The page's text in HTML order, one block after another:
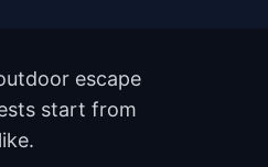
escape
start from